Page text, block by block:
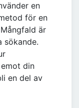
en
för en
är
sökande.
din
en del av